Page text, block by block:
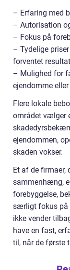
– Erfaring med
– Autorisation
– Fokus på
– Tydelige
forventet resultat
– Mulighed for
ejendomme
Flere lokale
området vælger
ejendommen,
skaden vokser.
Et af de
sammenhæng,
forebyggelse,
særligt fokus på
ikke vender
have en fast,
til, når de første